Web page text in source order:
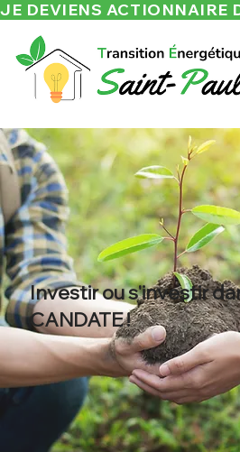
JE DEVIENS ACTIONNAIRE
Investir ou s'investir
CANDATE !